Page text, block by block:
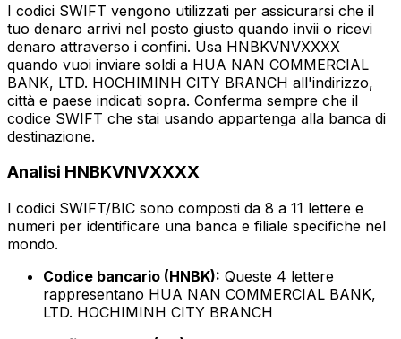
I codici SWIFT vengono utilizzati per assicurarsi che il
tuo denaro arrivi nel posto giusto quando invii o ricevi
denaro attraverso i confini. Usa HNBKVNVXXXX
quando vuoi inviare soldi a HUA NAN COMMERCIAL
BANK, LTD. HOCHIMINH CITY BRANCH all'indirizzo,
città e paese indicati sopra. Conferma sempre che il
codice SWIFT che stai usando appartenga alla banca di
destinazione.
Analisi HNBKVNVXXXX
I codici SWIFT/BIC sono composti da 8 a 11 lettere e
numeri per identificare una banca e filiale specifiche nel
mondo.
Codice bancario (HNBK): Queste 4 lettere
rappresentano HUA NAN COMMERCIAL BANK,
LTD. HOCHIMINH CITY BRANCH